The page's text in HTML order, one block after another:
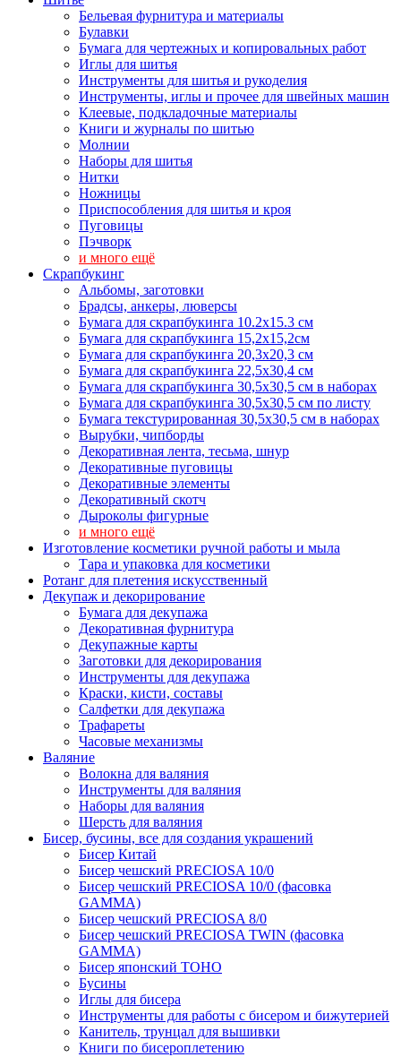
Бельевая фурнитура и материалы
Булавки
Бумага для чертежных и копировальных работ
Иглы для шитья
Инструменты для шитья и рукоделия
Инструменты, иглы и прочее для швейных машин
Клеевые, подкладочные материалы
Книги и журналы по шитью
Молнии
Наборы для шитья
Нитки
Ножницы
Приспособления для шитья и кроя
Пуговицы
Пэчворк
и много ещё
Скрапбукинг
Альбомы, заготовки
Брадсы, анкеры, люверсы
Бумага для скрапбукинга 10.2х15.3 см
Бумага для скрапбукинга 15,2х15,2см
Бумага для скрапбукинга 20,3х20,3 см
Бумага для скрапбукинга 22,5х30,4 см
Бумага для скрапбукинга 30,5х30,5 см в наборах
Бумага для скрапбукинга 30,5х30,5 см по листу
Бумага текстурированная 30,5х30,5 см в наборах
Вырубки, чипборды
Декоративная лента, тесьма, шнур
Декоративные пуговицы
Декоративные элементы
Декоративный скотч
Дыроколы фигурные
и много ещё
Изготовление косметики ручной работы и мыла
Тара и упаковка для косметики
Ротанг для плетения искусственный
Декупаж и декорирование
Бумага для декупажа
Декоративная фурнитура
Декупажные карты
Заготовки для декорирования
Инструменты для декупажа
Краски, кисти, составы
Салфетки для декупажа
Трафареты
Часовые механизмы
Валяние
Волокна для валяния
Инструменты для валяния
Наборы для валяния
Шерсть для валяния
Бисер, бусины, все для создания украшений
Бисер Китай
Бисер чешский PRECIOSA 10/0
Бисер чешский PRECIOSA 10/0 (фасовка
GAMMA)
Бисер чешский PRECIOSA 8/0
Бисер чешский PRECIOSA TWIN (фасовка
GAMMA)
Бисер японский TOHO
Бусины
Иглы для бисера
Инструменты для работы с бисером и бижутерией
Канитель, трунцал для вышивки
Книги по бисероплетению